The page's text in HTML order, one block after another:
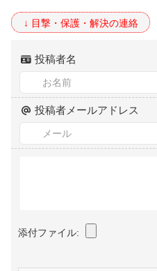
投稿者名
投稿者メールアドレス
添付ファイル: